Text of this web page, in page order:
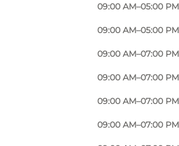
09:00 AM–05:00 PM
09:00 AM–05:00 PM
09:00 AM–07:00 PM
09:00 AM–07:00 PM
09:00 AM–07:00 PM
09:00 AM–07:00 PM